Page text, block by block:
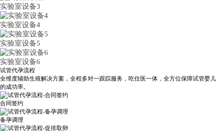
实验室设备3
实验室设备4
实验室设备5
实验室设备6
试管代孕流程
全维度辅助生殖解决方案，全程多对一跟踪服务，吃住医一体，全方位保障试管婴儿
的成功率。
合同签约
备孕调理